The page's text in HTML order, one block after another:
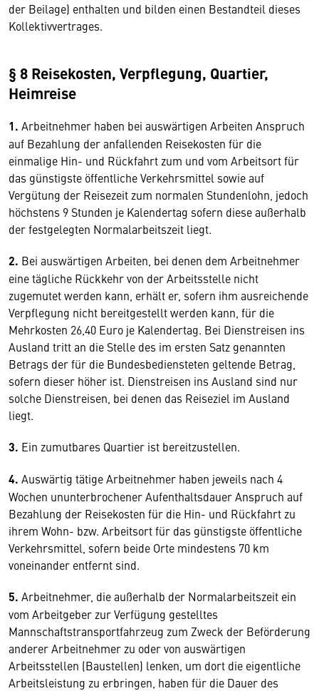
der Beilage) enthalten und bilden einen Bestandteil dieses
Kollektivvertrages.
§ 8 Reisekosten, Verpflegung, Quartier,
Heimreise
1. Arbeitnehmer haben bei auswärtigen Arbeiten Anspruch
auf Bezahlung der anfallenden Reisekosten für die
einmalige Hin- und Rückfahrt zum und vom Arbeitsort für
das günstigste öffentliche Verkehrsmittel sowie auf
Vergütung der Reisezeit zum normalen Stundenlohn, jedoch
höchstens 9 Stunden je Kalendertag sofern diese außerhalb
der festgelegten Normalarbeitszeit liegt.
2. Bei auswärtigen Arbeiten, bei denen dem Arbeitnehmer
eine tägliche Rückkehr von der Arbeitsstelle nicht
zugemutet werden kann, erhält er, sofern ihm ausreichende
Verpflegung nicht bereitgestellt werden kann, für die
Mehrkosten 26,40 Euro je Kalendertag. Bei Dienstreisen ins
Ausland tritt an die Stelle des im ersten Satz genannten
Betrags der für die Bundesbediensteten geltende Betrag,
sofern dieser höher ist. Dienstreisen ins Ausland sind nur
solche Dienstreisen, bei denen das Reiseziel im Ausland
liegt.
3. Ein zumutbares Quartier ist bereitzustellen.
4. Auswärtig tätige Arbeitnehmer haben jeweils nach 4
Wochen ununterbrochener Aufenthaltsdauer Anspruch auf
Bezahlung der Reisekosten für die Hin- und Rückfahrt zu
ihrem Wohn- bzw. Arbeitsort für das günstigste öffentliche
Verkehrsmittel, sofern beide Orte mindestens 70 km
voneinander entfernt sind.
5. Arbeitnehmer, die außerhalb der Normalarbeitszeit ein
vom Arbeitgeber zur Verfügung gestelltes
Mannschaftstransportfahrzeug zum Zweck der Beförderung
anderer Arbeitnehmer zu oder von auswärtigen
Arbeitsstellen (Baustellen) lenken, um dort die eigentliche
Arbeitsleistung zu erbringen, haben für die Dauer des